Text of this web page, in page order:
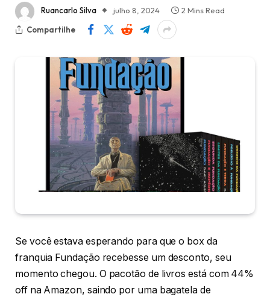
Ruancarlo Silva julho 8, 2024
2 Mins Read
Compartilhe
Se você estava esperando para que o box da
franquia Fundação recebesse um desconto, seu
momento chegou. O pacotão de livros está com 44%
off na Amazon, saindo por uma bagatela de